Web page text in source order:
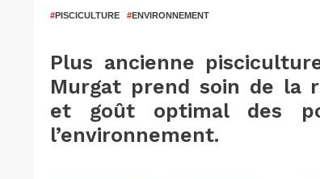
#PISCICULTURE #ENVIRONNEMENT
Plus ancienne
Murgat prend soin de la
et goût optimal des
l’environnement.